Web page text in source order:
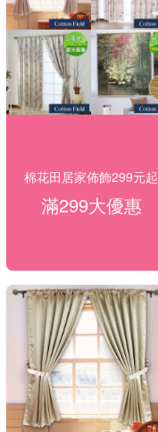
棉花田居家佈飾299元起
滿299大優惠